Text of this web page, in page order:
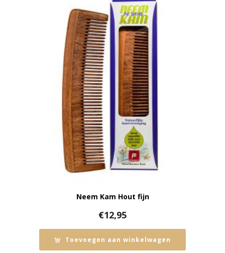
Neem Kam Hout fijn
€12,95
Toevoegen aan winkelwagen